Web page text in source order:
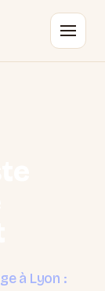
à Lyon :